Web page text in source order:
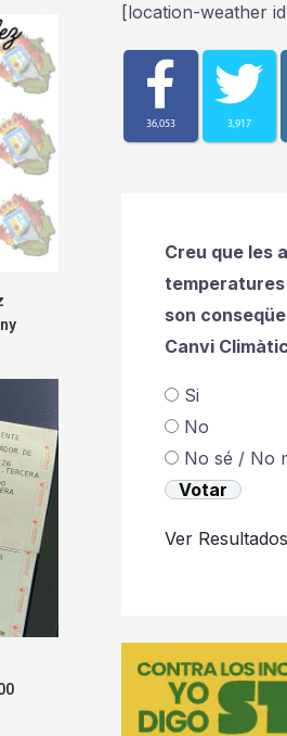
[location-weather
36,053 3,917
Creu que les
son
Canvi
Si
No
No sé / No
Ver Resultados